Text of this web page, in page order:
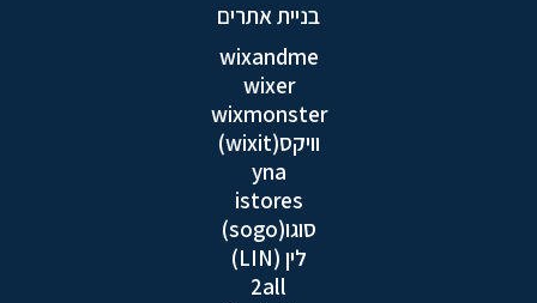
בניית אתרים
wixandme
wixer
wixmonster
וויקס(wixit)
yna
istores
סוגו(sogo)
לין (LIN)
2all